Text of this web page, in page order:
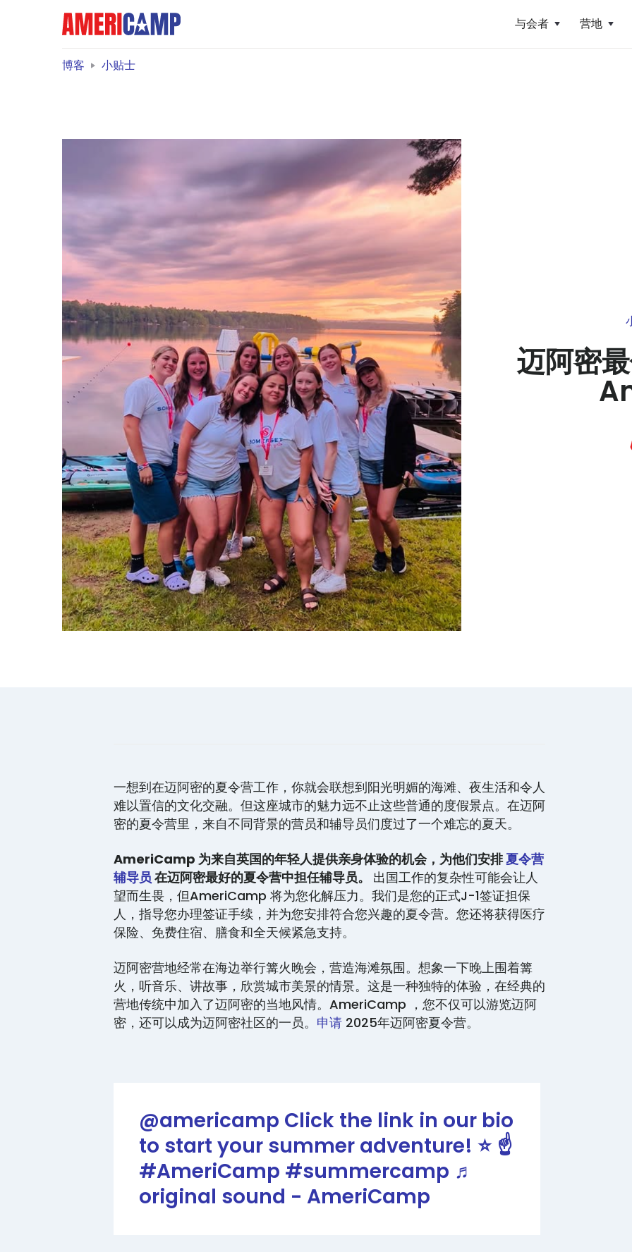
与会者 营地
博客 小贴士
迈阿密
一想到在迈阿密的夏令营工作，你就会联想到阳光明媚的海滩、夜生活和令人
难以置信的文化交融。但这座城市的魅力远不止这些普通的度假景点。在迈阿
密的夏令营里，来自不同背景的营员和辅导员们度过了一个难忘的夏天。
AmeriCamp 为来自英国的年轻人提供亲身体验的机会，为他们安排夏令营
辅导员 在迈阿密最好的夏令营中担任辅导员。 出国工作的复杂性可能会让人
望而生畏，但AmeriCamp 将为您化解压力。我们是您的正式J-1签证担保
人，指导您办理签证手续，并为您安排符合您兴趣的夏令营。您还将获得医疗
保险、免费住宿、膳食和全天候紧急支持。
迈阿密营地经常在海边举行篝火晚会，营造海滩氛围。想象一下晚上围着篝
火，听音乐、讲故事，欣赏城市美景的情景。这是一种独特的体验，在经典的
营地传统中加入了迈阿密的当地风情。AmeriCamp ，您不仅可以游览迈阿
密，还可以成为迈阿密社区的一员。 申请 2025年迈阿密夏令营。
@americamp Click the link in our bio
to start your summer adventure! ⭐️ ☝️
#AmeriCamp #summercamp ♬
original sound - AmeriCamp